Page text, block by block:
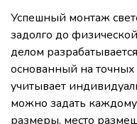
Успешный монтаж
задолго до
делом
основанный на
учитывает
можно задать
размеры, место